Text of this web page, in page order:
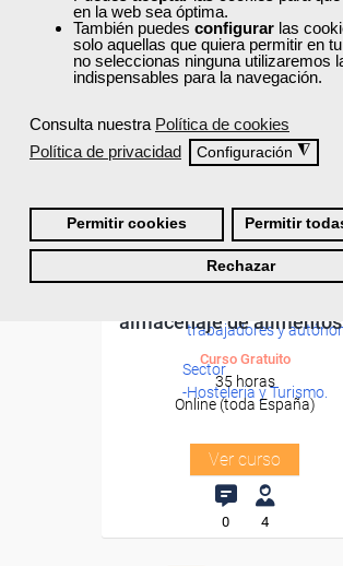
en la web sea óptima.
También puedes configurar las
solo aquellas que quiera permitir en
no seleccionas ninguna utilizaremos
indispensables para la navegación.
Consulta nuestra Política de cookies
Política de privacidad
Configuración ◮
Permitir cookies Permitir
Rechazar
Formación 100%
subvencionada.
trabajadores y
Sector
-Hosteleria y Turismo.
Cursos Femxa
Logística en bar:
almacenaje de alimentos
Curso Gratuito
35 horas
Online (toda España)
Ver curso
0 4